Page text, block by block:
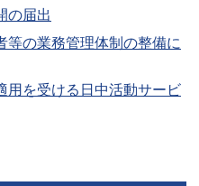
の届出
等の業務管理体制の整備に
用を受ける日中活動サービ